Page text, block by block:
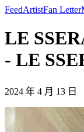
FeedArtistFan Letter
LE
- LE
2024 年 4 月 13 日